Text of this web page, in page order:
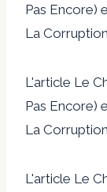
Pas Encore)
La
L'article Le
Pas Encore)
La
L'article Le